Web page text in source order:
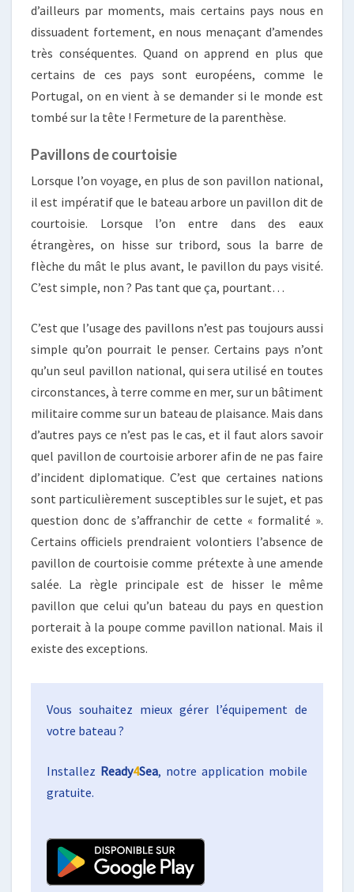
d’ailleurs par moments, mais certains pays nous en
dissuadent fortement, en nous menaçant d’amendes
très conséquentes. Quand on apprend en plus que
certains de ces pays sont européens, comme le
Portugal, on en vient à se demander si le monde est
tombé sur la tête ! Fermeture de la parenthèse.
Pavillons de courtoisie
Lorsque l’on voyage, en plus de son pavillon national,
il est impératif que le bateau arbore un pavillon dit de
courtoisie. Lorsque l’on entre dans des eaux
étrangères, on hisse sur tribord, sous la barre de
flèche du mât le plus avant, le pavillon du pays visité.
C’est simple, non ? Pas tant que ça, pourtant…
C’est que l’usage des pavillons n’est pas toujours aussi
simple qu’on pourrait le penser. Certains pays n’ont
qu’un seul pavillon national, qui sera utilisé en toutes
circonstances, à terre comme en mer, sur un bâtiment
militaire comme sur un bateau de plaisance. Mais dans
d’autres pays ce n’est pas le cas, et il faut alors savoir
quel pavillon de courtoisie arborer afin de ne pas faire
d’incident diplomatique. C’est que certaines nations
sont particulièrement susceptibles sur le sujet, et pas
question donc de s’affranchir de cette « formalité ».
Certains officiels prendraient volontiers l’absence de
pavillon de courtoisie comme prétexte à une amende
salée. La règle principale est de hisser le même
pavillon que celui qu’un bateau du pays en question
porterait à la poupe comme pavillon national. Mais il
existe des exceptions.
Vous souhaitez mieux gérer l’équipement de
votre bateau ?
Installez Ready4Sea, notre application mobile
gratuite.